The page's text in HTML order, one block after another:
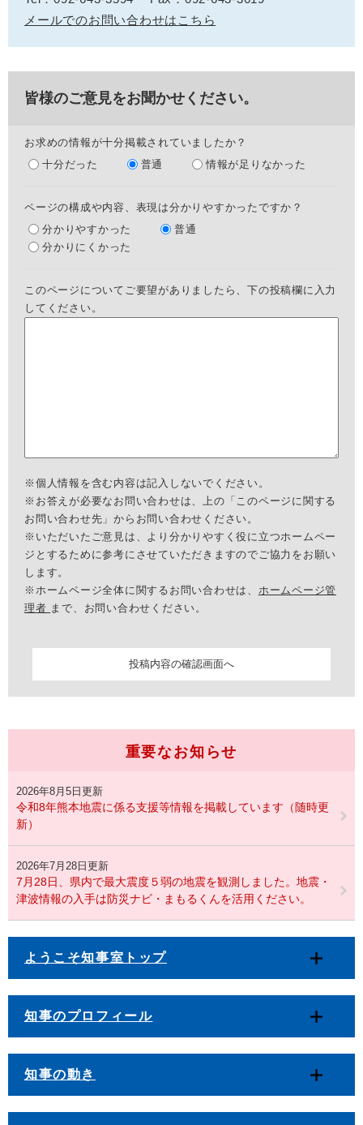
メールでのお問い合わせはこちら
皆様のご意見をお聞かせください。
お求めの情報が十分掲載されていましたか？
十分だった
普通 情報が足りなかった
ページの構成や内容、表現は分かりやすかったですか？
分かりやすかった
普通
分かりにくかった
このページについてご要望がありましたら、下の投稿欄に入力
してください。
※個人情報を含む内容は記入しないでください。
※お答えが必要なお問い合わせは、上の「このページに関する
お問い合わせ先」からお問い合わせください。
※いただいたご意見は、より分かりやすく役に立つホームペー
ジとするために参考にさせていただきますのでご協力をお願い
します。
※ホームページ全体に関するお問い合わせは、 ホームページ管
理者 まで、お問い合わせください。
重要なお知らせ
2026年8月5日更新
令和8年熊本地震に係る支援等情報を掲載しています（随時更
新）
2026年7月28日更新
7月28日、県内で最大震度５弱の地震を観測しました。地震・
津波情報の入手は防災ナビ・まもるくんを活用ください。
ようこそ知事室トップ
知事のプロフィール
知事の動き